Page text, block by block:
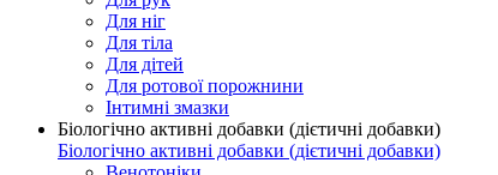
Для ніг
Для тіла
Для дітей
Для ротової порожнини
Інтимні змазки
Біологічно активні добавки (дієтичні добавки)
Біологічно активні добавки (дієтичні добавки)